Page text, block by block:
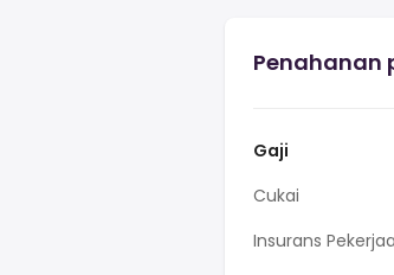
Penahanan
Gaji
Cukai
Insurans